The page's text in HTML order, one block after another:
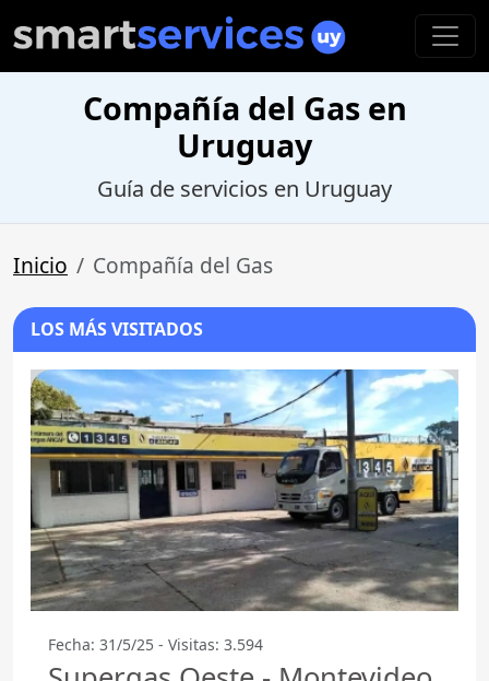
Compañía del Gas en
Uruguay
Guía de servicios en Uruguay
Inicio Compañía del Gas
LOS MÁS VISITADOS
Fecha: 31/5/25 - Visitas: 3.594